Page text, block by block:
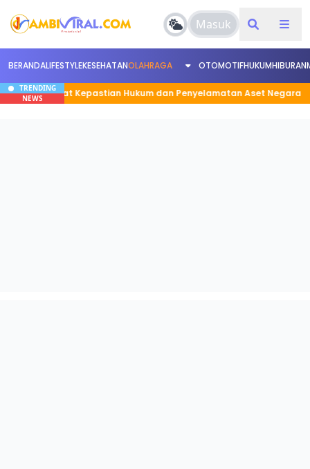
Masuk
BERANDALIFESTYLEKESEHATANOLAHRAGA OTOMOTIFHUKUMHIBURAN
TRENDING
NEWS
Perkuat Kepastian Hukum dan Penyelamatan Aset Negara